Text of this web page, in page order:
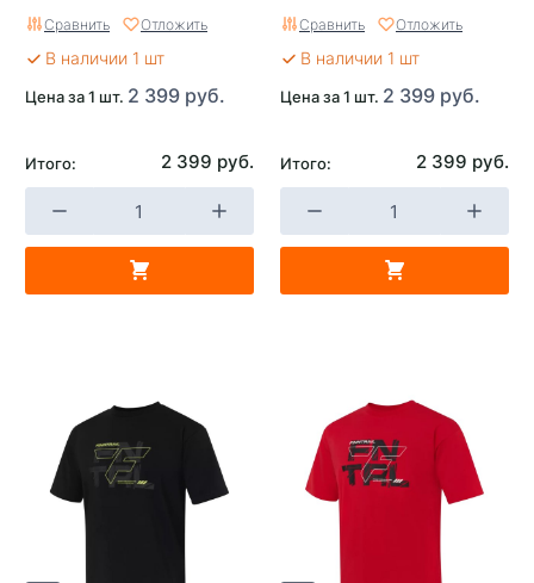
Сравнить Отложить
В наличии 1 шт
Цена за 1 шт. 2 399 руб.
Итого: 2 399 руб.
Сравнить Отложить
В наличии 1 шт
Цена за 1 шт. 2 399 руб.
Итого: 2 399 руб.